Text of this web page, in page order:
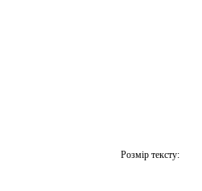
Розмір тексту: